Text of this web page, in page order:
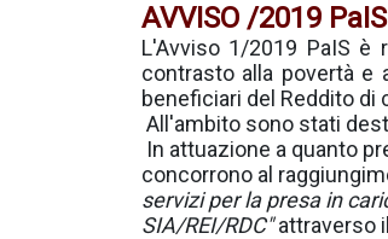
AVVISO /2019 PaIS
L'Avviso 1/2019 PaIS
contrasto alla povertà e
beneficiari del Reddito di
All'ambito sono stati
In attuazione a quanto
concorrono al
servizi per la presa in
SIA/REI/RDC"attraverso